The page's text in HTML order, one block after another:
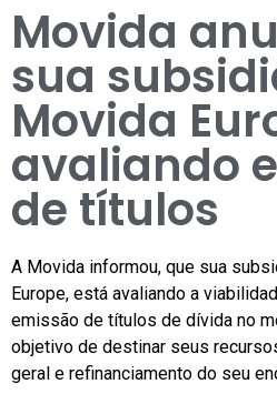
Movida
sua
Movida
avaliando
de títulos
A Movida informou, que sua
Europe, está avaliando a
emissão de títulos de dívida no
objetivo de destinar seus
geral e refinanciamento do seu